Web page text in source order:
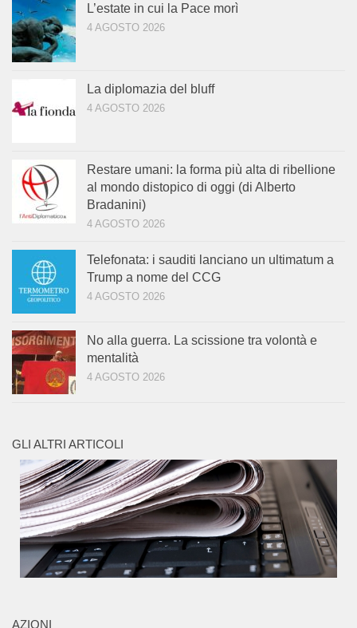
L’estate in cui la Pace morì
4 AGOSTO 2026
La diplomazia del bluff
4 AGOSTO 2026
Restare umani: la forma più alta di ribellione
al mondo distopico di oggi (di Alberto
Bradanini)
4 AGOSTO 2026
Telefonata: i sauditi lanciano un ultimatum a
Trump a nome del CCG
4 AGOSTO 2026
No alla guerra. La scissione tra volontà e
mentalità
4 AGOSTO 2026
GLI ALTRI ARTICOLI
AZIONI